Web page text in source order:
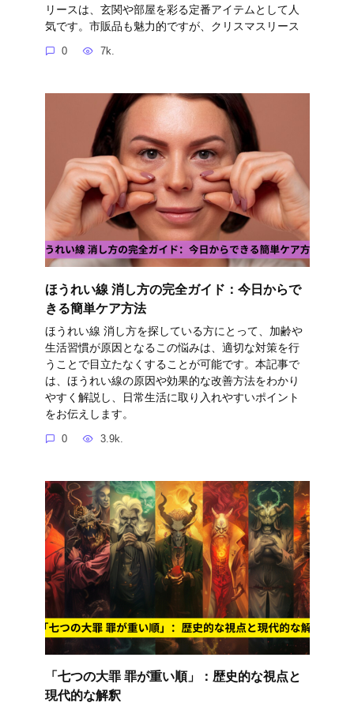
リースは、玄関や部屋を彩る定番アイテムとして人
気です。市販品も魅力的ですが、クリスマスリース
0 7k.
ほうれい線 消し方の完全ガイド：今日からで
きる簡単ケア方法
ほうれい線 消し方を探している方にとって、加齢や
生活習慣が原因となるこの悩みは、適切な対策を行
うことで目立たなくすることが可能です。本記事で
は、ほうれい線の原因や効果的な改善方法をわかり
やすく解説し、日常生活に取り入れやすいポイント
をお伝えします。
0 3.9k.
「七つの大罪 罪が重い順」：歴史的な視点と
現代的な解釈